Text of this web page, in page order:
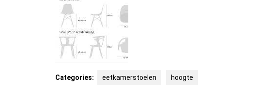
Categories: eetkamerstoelen hoogte